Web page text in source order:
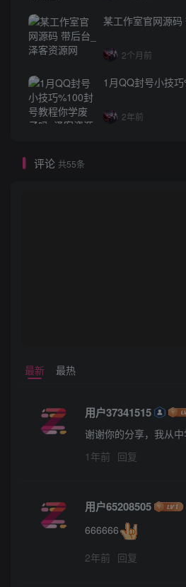
某工作室官网源码
2个月前
1月QQ封号小技
2年前
评论 共55条
最新 最热
用户37341515
谢谢你的分享，我从中
1年前 回复
用户65208505
666666
2年前 回复